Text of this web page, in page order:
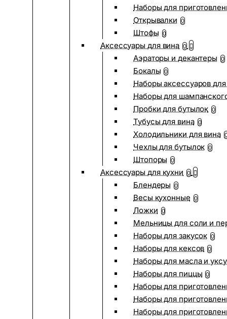
Наборы для
Открывалки 0
Штофы 0
Аксессуары для вина 0
Аэраторы и декантеры 0
Бокалы 0
Наборы аксессуаров
Наборы для
Пробки для бутылок 0
Тубусы для вина 0
Холодильники для вина
Чехлы для бутылок 0
Штопоры 0
Аксессуары для кухни 0
Блендеры 0
Весы кухонные 0
Ложки 0
Мельницы для соли и
Наборы для закусок 0
Наборы для кексов 0
Наборы для масла и
Наборы для пиццы 0
Наборы для
Наборы для
Наборы для